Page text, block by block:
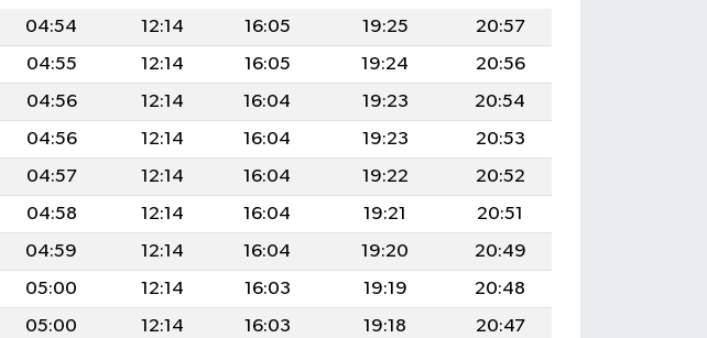
04:54 12:14 16:05 19:25
20:57
04:55 12:14 16:05 19:24
20:56
04:56 12:14 16:04 19:23
20:54
04:56 12:14 16:04 19:23
20:53
04:57 12:14 16:04 19:22
20:52
04:58 12:14 16:04 19:21
20:51
04:59 12:14 16:04 19:20
20:49
05:00 12:14 16:03 19:19
20:48
05:00 12:14 16:03 19:18
20:47